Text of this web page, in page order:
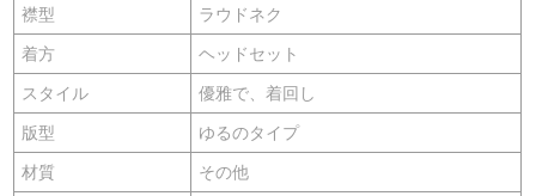
襟型 ラウドネク
着方 ヘッドセット
スタイル 優雅で、着回し
版型 ゆるのタイプ
材質 その他